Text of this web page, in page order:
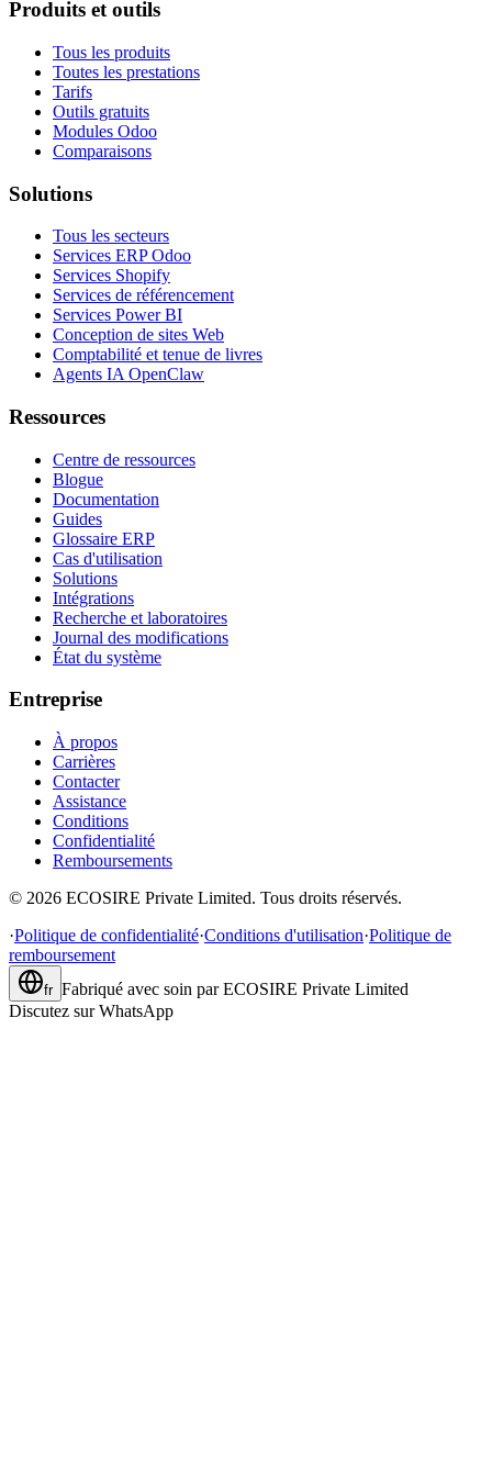
Produits et outils
Tous les produits
Toutes les prestations
Tarifs
Outils gratuits
Modules Odoo
Comparaisons
Solutions
Tous les secteurs
Services ERP Odoo
Services Shopify
Services de référencement
Services Power BI
Conception de sites Web
Comptabilité et tenue de livres
Agents IA OpenClaw
Ressources
Centre de ressources
Blogue
Documentation
Guides
Glossaire ERP
Cas d'utilisation
Solutions
Intégrations
Recherche et laboratoires
Journal des modifications
État du système
Entreprise
À propos
Carrières
Contacter
Assistance
Conditions
Confidentialité
Remboursements
© 2026 ECOSIRE Private Limited. Tous droits réservés.
·Politique de confidentialité·Conditions d'utilisation·Politique de
remboursement
fr Fabriqué avec soin par ECOSIRE Private Limited
Discutez sur WhatsApp